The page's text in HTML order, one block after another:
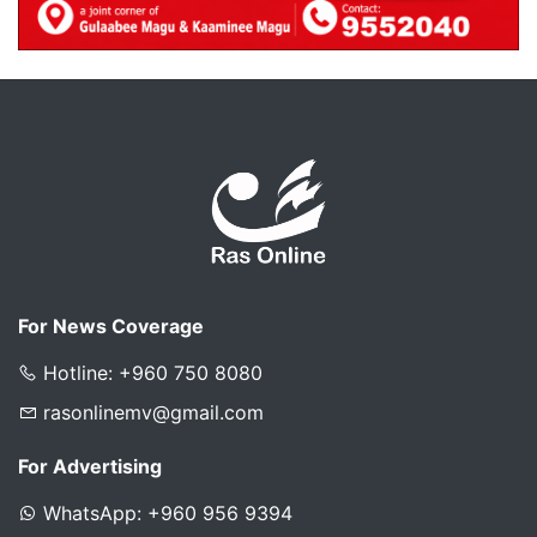
For News Coverage
Hotline: +960 750 8080
rasonlinemv@gmail.com
For Advertising
WhatsApp: +960 956 9394